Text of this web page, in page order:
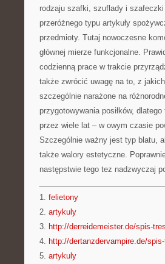
rodzaju szafki, szuflady i
przeróżnego typu artykuły
przedmioty. Tutaj nowoczesne
głównej mierze funkcjonalne.
codzienną prace w trakcie
także zwrócić uwagę na to, z
szczególnie narażone na
przygotowywania posiłków,
przez wiele lat – w owym czasie
Szczególnie ważny jest typ blatu,
także walory estetyczne.
następstwie tego tez nadzwyczaj
1. felietony
2. artykuly
3. http://derreidemeister.de/spis-
4. http://dertanzdervampire.de/
5. artykuly